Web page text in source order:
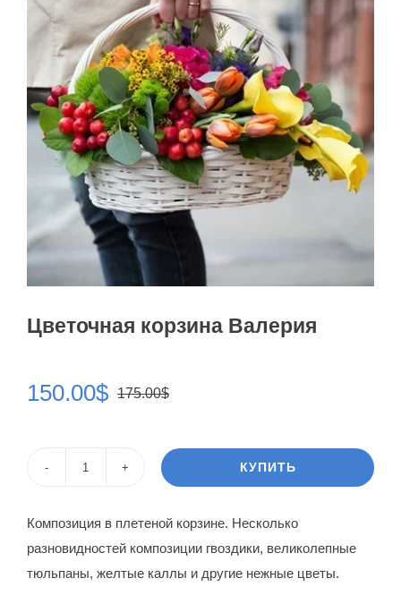
Цветочная корзина Валерия
175.00$Первоначальная
составляла
175.00$.
150.00$
Текущая
150.00$.
Цветочная
корзина
Валерия
КУПИТЬ
Композиция в плетеной корзине. Несколько
разновидностей композиции гвоздики, великолепные
тюльпаны, желтые каллы и другие нежные цветы.